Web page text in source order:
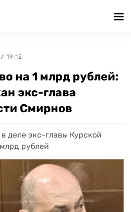
/ 19:12
на 1 млрд рублей:
экс-глава
Смирнов
деле экс-главы Курской
рублей